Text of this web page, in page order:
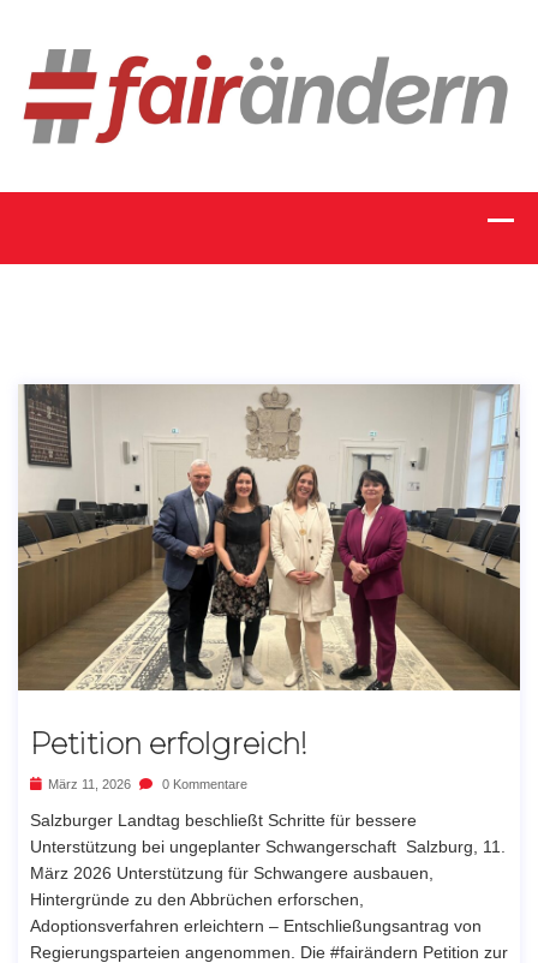
Petition erfolgreich!
März 11, 2026 0 Kommentare
Salzburger Landtag beschließt Schritte für bessere
Unterstützung bei ungeplanter Schwangerschaft Salzburg, 11.
März 2026 Unterstützung für Schwangere ausbauen,
Hintergründe zu den Abbrüchen erforschen,
Adoptionsverfahren erleichtern – Entschließungsantrag von
Regierungsparteien angenommen. Die #fairändern Petition zur